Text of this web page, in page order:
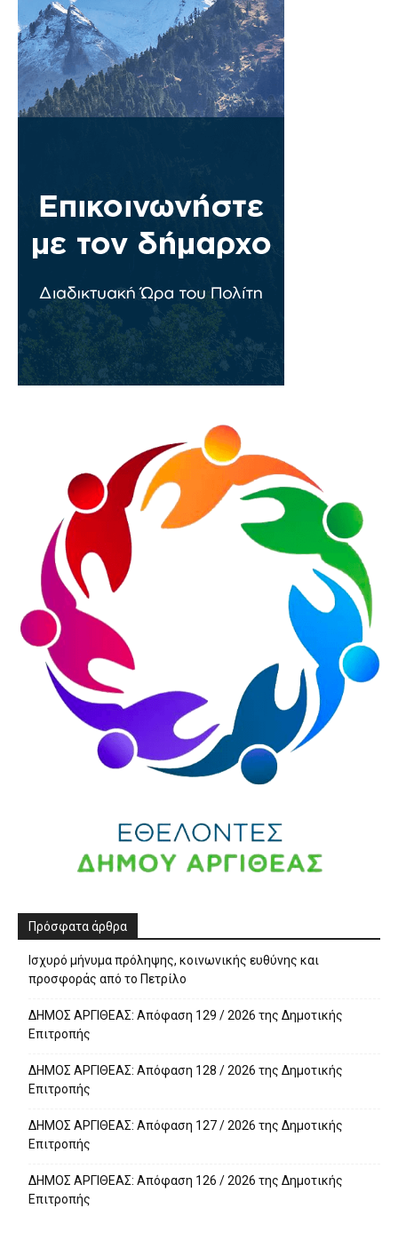
Πρόσφατα άρθρα
Ισχυρό μήνυμα πρόληψης, κοινωνικής ευθύνης και
προσφοράς από το Πετρίλο
ΔΗΜΟΣ ΑΡΓΙΘΕΑΣ: Απόφαση 129 / 2026 της Δημοτικής
Επιτροπής
ΔΗΜΟΣ ΑΡΓΙΘΕΑΣ: Απόφαση 128 / 2026 της Δημοτικής
Επιτροπής
ΔΗΜΟΣ ΑΡΓΙΘΕΑΣ: Απόφαση 127 / 2026 της Δημοτικής
Επιτροπής
ΔΗΜΟΣ ΑΡΓΙΘΕΑΣ: Απόφαση 126 / 2026 της Δημοτικής
Επιτροπής